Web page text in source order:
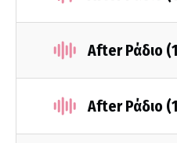
After Ράδιο
After Ράδιο